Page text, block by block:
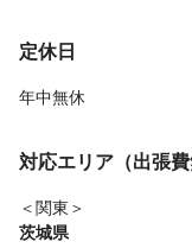
定休日
年中無休
対応エリア（出張費
＜関東＞
茨城県